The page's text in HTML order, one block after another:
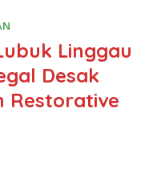
Linggau
Desak
Restorative